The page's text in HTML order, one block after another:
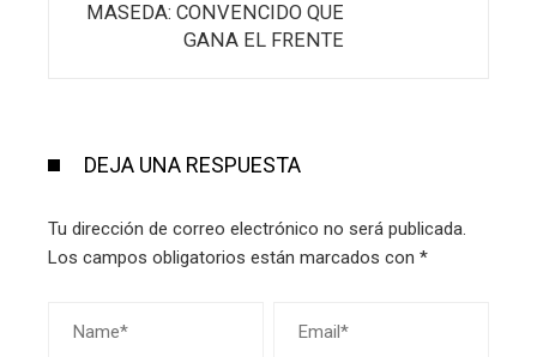
MASEDA: CONVENCIDO QUE
GANA EL FRENTE
DEJA UNA RESPUESTA
Tu dirección de correo electrónico no será publicada.
Los campos obligatorios están marcados con *